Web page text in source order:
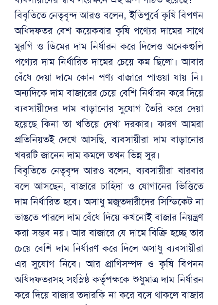
বিবৃতিতে নেতৃবৃন্দ আরও বলেন, ইতিপুর্বে কৃষি বিপণন
অধিদফতর বেশ কয়েকবার কৃষি পণ্যের দামের সাথে
মুরগি ও ডিমের দাম নির্ধারন করে দিলেও অনেকগুলি
পণ্যের দাম নির্ধারিত দামের চেয়ে কম ছিলো। আবার
বেঁধে দেয়া দামে কোন পণ্য বাজারে পাওয়া যায় নি।
অন্যদিকে দাম বাজারের চেয়ে বেশি নির্ধারন করে দিয়ে
ব্যবসায়ীদের দাম বাড়ানোর সুযোগ তৈরি করে দেয়া
হয়েছে কিনা তা খতিয়ে দেখা দরকার। কারণ আমরা
প্রতিনিয়তই দেখে আসছি, ব্যবসায়ীরা দাম বাড়ানোর
খবরটি জানেন দাম কমলে তখন ভিন্ন সুর।
বিবৃতিতে নেতৃবৃন্দ আরও বলেন, ব্যবসায়ীরা বারবার
বলে আসছেন, বাজারে চাহিদা ও যোগানের ভিত্তিতে
দাম নির্ধারিত হবে। অসাধু মজুতদারীদের সিন্ডিকেট না
ভাঙতে পারলে দাম বেঁধে দিয়ে কখনোই বাজার নিয়ন্ত্রণ
করা সম্ভব নয়। আর বাজারে যে দামে বিক্রি হচ্ছে তার
চেয়ে বেশি দাম নির্ধারণ করে দিলে অসাধু ব্যবসায়ীরা
এর সুযোগ নিবে। আর প্রাণিসম্পদ ও কৃষি বিপনন
অধিদফতরসহ সংস্লিষ্ঠ কর্তৃপক্ষকে শুধুমাত্র দাম নির্ধারন
করে দিয়ে বাজার তদারকি না করে বসে থাকলে বাজার